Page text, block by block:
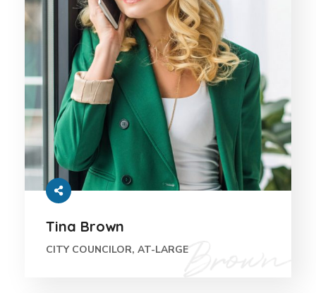
Tina Brown
CITY COUNCILOR, AT-LARGE